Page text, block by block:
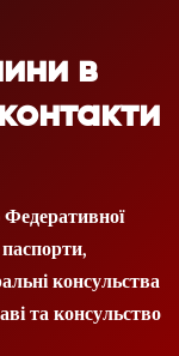
в
консульства
та консульство